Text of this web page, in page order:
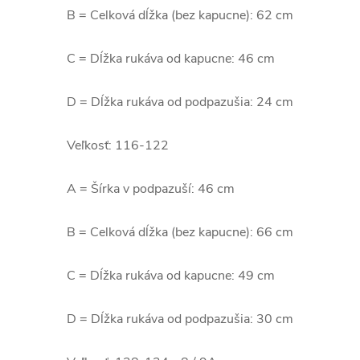
B = Celková dĺžka (bez kapucne): 62 cm
C = Dĺžka rukáva od kapucne: 46 cm
D = Dĺžka rukáva od podpazušia: 24 cm
Veľkosť: 116-122
A = Šírka v podpazuší: 46 cm
B = Celková dĺžka (bez kapucne): 66 cm
C = Dĺžka rukáva od kapucne: 49 cm
D = Dĺžka rukáva od podpazušia: 30 cm